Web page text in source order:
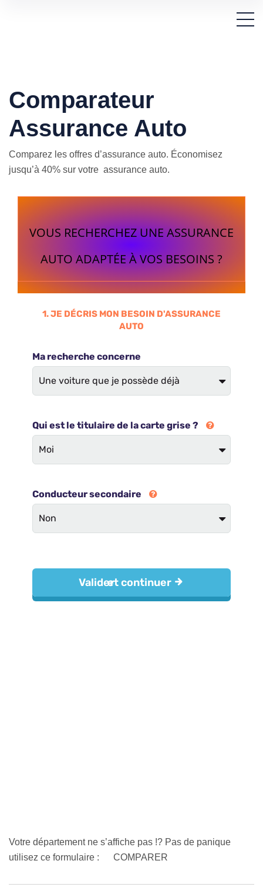
Comparateur
Assurance Auto
Comparez les offres d’assurance auto. Économisez
jusqu’à 40% sur votre assurance auto.
Votre département ne s’affiche pas !? Pas de panique
utilisez ce formulaire :
COMPARER